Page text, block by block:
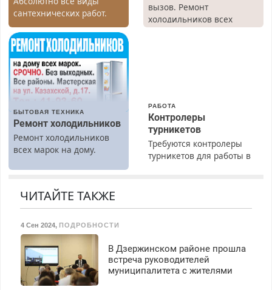
сантехнических работ.
Быстро. Качественно.
Недорого.
вызов. Ремонт
холодильников всех
марок на дому, с
БЫТОВАЯ ТЕХНИКА
Ремонт холодильников
Ремонт холодильников
всех марок на дому.
РАБОТА
Контролеры
турникетов
Требуются контролеры
турникетов для работы в
Ежемесячно
выплачивается денежная
премия. Возможно
ЧИТАЙТЕ ТАКЖЕ
4 Сен 2024, ПОДРОБНОСТИ
В Дзержинском районе прошла
встреча руководителей
муниципалитета с жителями